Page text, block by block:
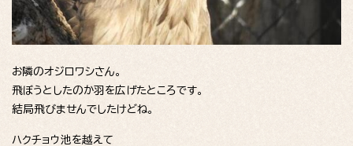
お隣のオジロワシさん。
飛ぼうとしたのか羽を広げたところです。
結局飛びませんでしたけどね。
ハクチョウ池を越えて